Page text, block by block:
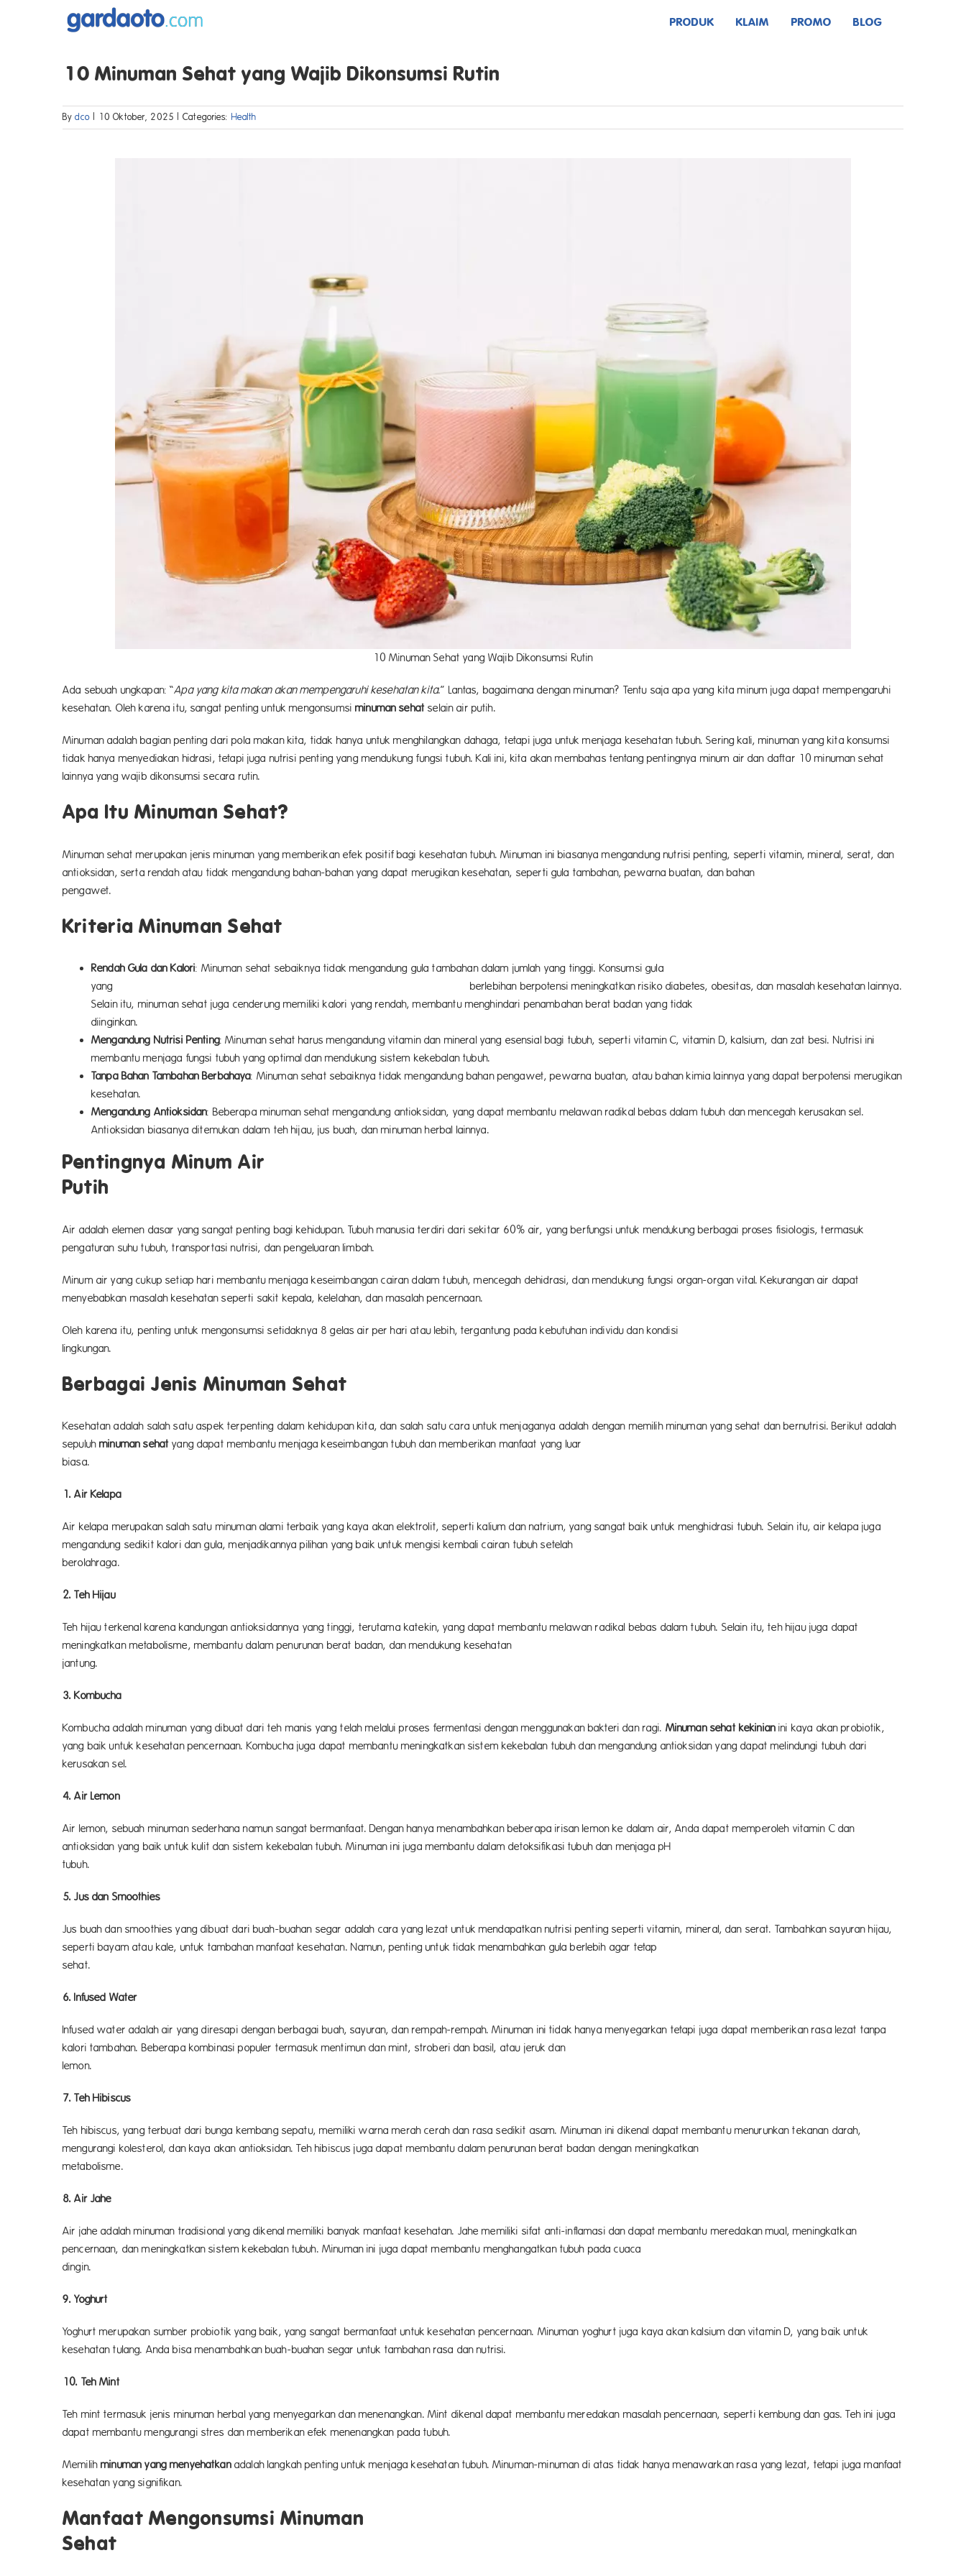
PRODUK KLAIM PROMO BLOG
10 Minuman Sehat yang Wajib Dikonsumsi Rutin
Bydco | 10 Oktober, 2025 | Categories: Health
10 Minuman Sehat yang Wajib Dikonsumsi Rutin
Ada sebuah ungkapan: “Apa yang kita makan akan mempengaruhi kesehatan kita.” Lantas, bagaimana dengan minuman? Tentu saja apa yang kita minum juga dapat mempengaruhi
kesehatan. Oleh karena itu, sangat penting untuk mengonsumsiminuman sehat selain air putih.
Minuman adalah bagian penting dari pola makan kita, tidak hanya untuk menghilangkan dahaga, tetapi juga untuk menjaga kesehatan tubuh. Sering kali, minuman yang kita konsumsi
tidak hanya menyediakan hidrasi, tetapi juga nutrisi penting yang mendukung fungsi tubuh. Kali ini, kita akan membahas tentang pentingnya minum air dan daftar 10 minuman sehat
lainnya yang wajib dikonsumsi secara rutin.
Apa Itu Minuman Sehat?
Minuman sehat merupakan jenis minuman yang memberikan efek positif bagi kesehatan tubuh. Minuman ini biasanya mengandung nutrisi penting, seperti vitamin, mineral, serat, dan
antioksidan, serta rendah atau tidak mengandung bahan-bahan yang dapat merugikan kesehatan, seperti gula tambahan, pewarna buatan, dan bahan
pengawet.
Kriteria Minuman Sehat
Rendah Gula dan Kalori: Minuman sehat sebaiknya tidak mengandung gula tambahan dalam jumlah yang tinggi. Konsumsi gula
yang berlebihan berpotensi meningkatkan risiko diabetes, obesitas, dan masalah kesehatan lainnya.
Selain itu, minuman sehat juga cenderung memiliki kalori yang rendah, membantu menghindari penambahan berat badan yang tidak
diinginkan.
Mengandung Nutrisi Penting: Minuman sehat harus mengandung vitamin dan mineral yang esensial bagi tubuh, seperti vitamin C, vitamin D, kalsium, dan zat besi. Nutrisi ini
membantu menjaga fungsi tubuh yang optimal dan mendukung sistem kekebalan tubuh.
Tanpa Bahan Tambahan Berbahaya: Minuman sehat sebaiknya tidak mengandung bahan pengawet, pewarna buatan, atau bahan kimia lainnya yang dapat berpotensi merugikan
kesehatan.
Mengandung Antioksidan: Beberapa minuman sehat mengandung antioksidan, yang dapat membantu melawan radikal bebas dalam tubuh dan mencegah kerusakan sel.
Antioksidan biasanya ditemukan dalam teh hijau, jus buah, dan minuman herbal lainnya.
Pentingnya Minum Air
Putih
Air adalah elemen dasar yang sangat penting bagi kehidupan. Tubuh manusia terdiri dari sekitar 60% air, yang berfungsi untuk mendukung berbagai proses fisiologis, termasuk
pengaturan suhu tubuh, transportasi nutrisi, dan pengeluaran limbah.
Minum air yang cukup setiap hari membantu menjaga keseimbangan cairan dalam tubuh, mencegah dehidrasi, dan mendukung fungsi organ-organ vital. Kekurangan air dapat
menyebabkan masalah kesehatan seperti sakit kepala, kelelahan, dan masalah pencernaan.
Oleh karena itu, penting untuk mengonsumsi setidaknya 8 gelas air per hari atau lebih, tergantung pada kebutuhan individu dan kondisi
lingkungan.
Berbagai Jenis Minuman Sehat
Kesehatan adalah salah satu aspek terpenting dalam kehidupan kita, dan salah satu cara untuk menjaganya adalah dengan memilih minuman yang sehat dan bernutrisi. Berikut adalah
sepuluhminuman sehat yang dapat membantu menjaga keseimbangan tubuh dan memberikan manfaat yang luar
biasa.
1. Air Kelapa
Air kelapa merupakan salah satu minuman alami terbaik yang kaya akan elektrolit, seperti kalium dan natrium, yang sangat baik untuk menghidrasi tubuh. Selain itu, air kelapa juga
mengandung sedikit kalori dan gula, menjadikannya pilihan yang baik untuk mengisi kembali cairan tubuh setelah
berolahraga.
2. Teh Hijau
Teh hijau terkenal karena kandungan antioksidannya yang tinggi, terutama katekin, yang dapat membantu melawan radikal bebas dalam tubuh. Selain itu, teh hijau juga dapat
meningkatkan metabolisme, membantu dalam penurunan berat badan, dan mendukung kesehatan
jantung.
3. Kombucha
Kombucha adalah minuman yang dibuat dari teh manis yang telah melalui proses fermentasi dengan menggunakan bakteri dan ragi. Minuman sehat kekinian ini kaya akan probiotik,
yang baik untuk kesehatan pencernaan. Kombucha juga dapat membantu meningkatkan sistem kekebalan tubuh dan mengandung antioksidan yang dapat melindungi tubuh dari
kerusakan sel.
4. Air Lemon
Air lemon, sebuah minuman sederhana namun sangat bermanfaat. Dengan hanya menambahkan beberapa irisan lemon ke dalam air, Anda dapat memperoleh vitamin C dan
antioksidan yang baik untuk kulit dan sistem kekebalan tubuh. Minuman ini juga membantu dalam detoksifikasi tubuh dan menjaga pH
tubuh.
5. Jus dan Smoothies
Jus buah dan smoothies yang dibuat dari buah-buahan segar adalah cara yang lezat untuk mendapatkan nutrisi penting seperti vitamin, mineral, dan serat. Tambahkan sayuran hijau,
seperti bayam atau kale, untuk tambahan manfaat kesehatan. Namun, penting untuk tidak menambahkan gula berlebih agar tetap
sehat.
6. Infused Water
Infused water adalah air yang diresapi dengan berbagai buah, sayuran, dan rempah-rempah. Minuman ini tidak hanya menyegarkan tetapi juga dapat memberikan rasa lezat tanpa
kalori tambahan. Beberapa kombinasi populer termasuk mentimun dan mint, stroberi dan basil, atau jeruk dan
lemon.
7. Teh Hibiscus
Teh hibiscus, yang terbuat dari bunga kembang sepatu, memiliki warna merah cerah dan rasa sedikit asam. Minuman ini dikenal dapat membantu menurunkan tekanan darah,
mengurangi kolesterol, dan kaya akan antioksidan. Teh hibiscus juga dapat membantu dalam penurunan berat badan dengan meningkatkan
metabolisme.
8. Air Jahe
Air jahe adalah minuman tradisional yang dikenal memiliki banyak manfaat kesehatan. Jahe memiliki sifat anti-inflamasi dan dapat membantu meredakan mual, meningkatkan
pencernaan, dan meningkatkan sistem kekebalan tubuh. Minuman ini juga dapat membantu menghangatkan tubuh pada cuaca
dingin.
9. Yoghurt
Yoghurt merupakan sumber probiotik yang baik, yang sangat bermanfaat untuk kesehatan pencernaan. Minuman yoghurt juga kaya akan kalsium dan vitamin D, yang baik untuk
kesehatan tulang. Anda bisa menambahkan buah-buahan segar untuk tambahan rasa dan nutrisi.
10. Teh Mint
Teh mint termasuk jenis minuman herbal yang menyegarkan dan menenangkan. Mint dikenal dapat membantu meredakan masalah pencernaan, seperti kembung dan gas. Teh ini juga
dapat membantu mengurangi stres dan memberikan efek menenangkan pada tubuh.
Memilihminuman yang menyehatkanadalah langkah penting untuk menjaga kesehatan tubuh. Minuman-minuman di atas tidak hanya menawarkan rasa yang lezat, tetapi juga manfaat
kesehatan yang signifikan.
Manfaat Mengonsumsi Minuman
Sehat